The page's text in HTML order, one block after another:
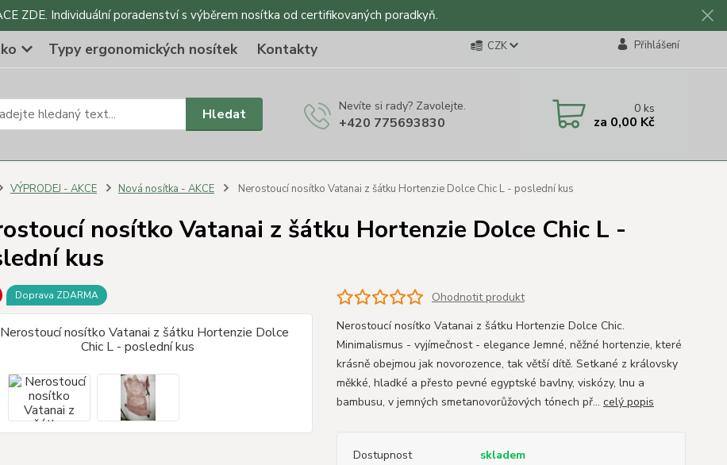
ZDE. Individuální poradenství s výběrem nosítka od certifikovaných poradkyň.
Typy ergonomických nosítek Kontakty CZK Přihlášení
Hledat Nevíte si rady? Zavolejte.
+420 775693830
0ks
za 0,00 Kč
VÝPRODEJ - AKCE Nová nosítka - AKCE Nerostoucí nosítko Vatanai z šátku Hortenzie Dolce Chic L - poslední kus
nosítko Vatanai z šátku Hortenzie Dolce Chic L -
kus
Doprava ZDARMA
Ohodnotit produkt
Nerostoucí nosítko Vatanai z šátku Hortenzie Dolce Chic.
Minimalismus - vyjímečnost - elegance Jemné, něžné hortenzie, které
krásně obejmou jak novorozence, tak větší dítě. Setkané z královsky
měkké, hladké a přesto pevné egyptské bavlny, viskózy, lnu a
bambusu, v jemných smetanovorůžových tónech př... celý popis
Dostupnost
skladem